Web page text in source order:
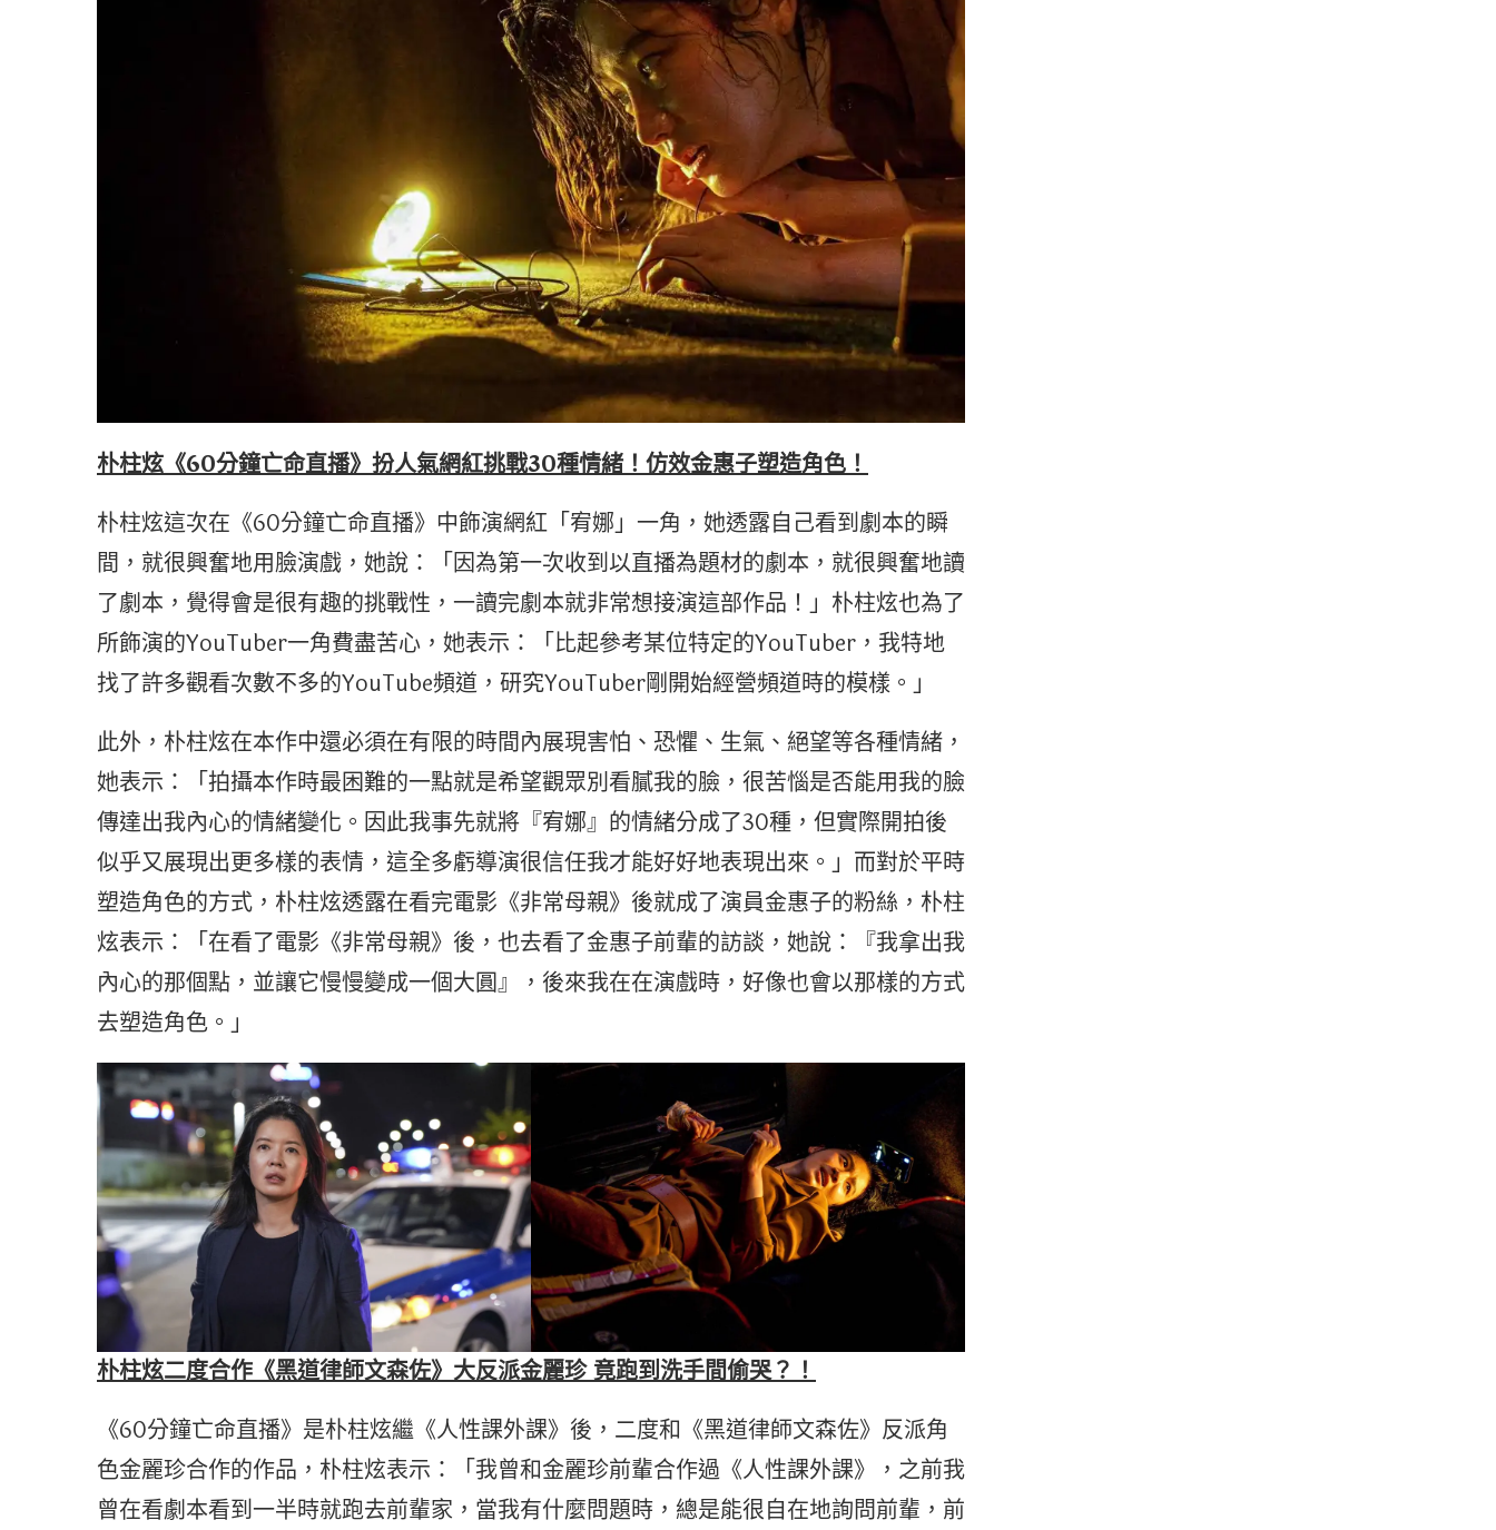
朴柱炫《60分鐘亡命直播》扮人氣網紅挑戰30種情緒！仿效金惠子塑造角色！
朴柱炫這次在《60分鐘亡命直播》中飾演網紅「宥娜」一角，她透露自己看到劇本的瞬
間，就很興奮地用臉演戲，她說：「因為第一次收到以直播為題材的劇本，就很興奮地讀
了劇本，覺得會是很有趣的挑戰性，一讀完劇本就非常想接演這部作品！」朴柱炫也為了
所飾演的YouTuber一角費盡苦心，她表示：「比起參考某位特定的YouTuber，我特地
找了許多觀看次數不多的YouTube頻道，研究YouTuber剛開始經營頻道時的模樣。」
此外，朴柱炫在本作中還必須在有限的時間內展現害怕、恐懼、生氣、絕望等各種情緒，
她表示：「拍攝本作時最困難的一點就是希望觀眾別看膩我的臉，很苦惱是否能用我的臉
傳達出我內心的情緒變化。因此我事先就將『宥娜』的情緒分成了30種，但實際開拍後
似乎又展現出更多樣的表情，這全多虧導演很信任我才能好好地表現出來。」而對於平時
塑造角色的方式，朴柱炫透露在看完電影《非常母親》後就成了演員金惠子的粉絲，朴柱
炫表示：「在看了電影《非常母親》後，也去看了金惠子前輩的訪談，她說：『我拿出我
內心的那個點，並讓它慢慢變成一個大圓』，後來我在在演戲時，好像也會以那樣的方式
去塑造角色。」
朴柱炫二度合作《黑道律師文森佐》大反派金麗珍 竟跑到洗手間偷哭？！
《60分鐘亡命直播》是朴柱炫繼《人性課外課》後，二度和《黑道律師文森佐》反派角
色金麗珍合作的作品，朴柱炫表示：「我曾和金麗珍前輩合作過《人性課外課》，之前我
曾在看劇本看到一半時就跑去前輩家，當我有什麼問題時，總是能很自在地詢問前輩，前